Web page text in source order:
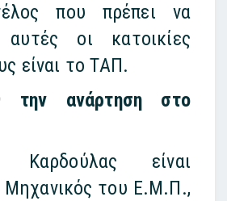
που πρέπει να
οι κατοικίες
είναι το ΤΑΠ.
την ανάρτηση στο
είναι
Μηχανικός του Ε.Μ.Π.,